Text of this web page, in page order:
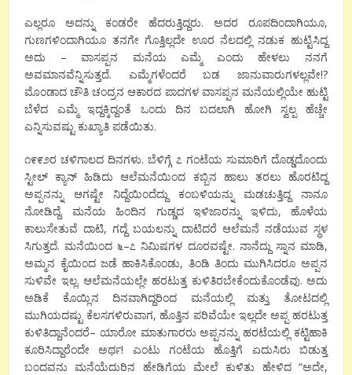
ಎಲ್ಲರೂ ಅದನ್ನು ಕಂಡರೇ ಹೆದರುತ್ತಿದ್ದರು. ಅದರ ರೂಪದಿಂದಾಗಿಯೂ,
ಗುಣಗಳಿಂದಾಗಿಯೂ ತನಗೇ ಗೊತ್ತಿಲ್ಲದೇ ಊರ ನೆಲದಲ್ಲಿ ನಡುಕ ಹುಟ್ಟಿಸಿದ್ದ
ಅದು –ವಾಸಪ್ಪನ ಮನೆಯ ಎಮ್ಮೆ ಎಂದು ಹೇಳಲು
ನನಗೆ
ಅವಮಾನವೆನ್ನಿಸುತ್ತದೆ. ಎಮ್ಮೆಗಳೆಂದರೆ ಬಡ ಜಾನುವಾರುಗಳಲ್ಲವೇ!?
ಮೊಂಡಾದ ಚೌತಿ ಚಂದ್ರನ ಆಕಾರದ ಪಾದಗಳ ವಾಸಪ್ಪನ ಮನೆಯಲ್ಲಿಯೇ ಹುಟ್ಟಿ
ಬೆಳೆದ
ಎಮ್ಮೆ ಇದ್ದಕ್ಕಿದ್ದಂತೆ ಒಂದು ದಿನ ಬದಲಾಗಿ ಹೋಗಿ ಸ್ವಲ್ಪ
ಹೆಚ್ಚೇ
ಎನ್ನಿಸುವಷ್ಟು ಕುಖ್ಯಾತಿ ಪಡೆಯಿತು.
೧೯೯೨ರ ಚಳಿಗಾಲದ ದಿನಗಳು.ಬೆಳಿಗ್ಗೆ ೭ ಗಂಟೆಯ ಸುಮಾರಿಗೆ ದೊಡ್ಡದೊಂದು
ಸ್ಟೀಲ್ ಕ್ಯಾನ್ ಹಿಡಿದು ಆಲೆಮನೆಯಿಂದ ಕಬ್ಬಿನ ಹಾಲು ತರಲು ಹೊರಟಿದ್ದ
ಅಪ್ಪನನ್ನು
ಆಗಷ್ಟೇ ನಿದ್ದೆಯಿಂದೆದ್ದು ಕಂಬಳಿಯನ್ನು ಮಡಚುತ್ತಿದ್ದ
ನಾನೂ
ನೋಡಿದ್ದೆ.ಮನೆಯ ಹಿಂದಿನ ಗುಡ್ಡದ ಇಳಿಜಾರನ್ನು ಇಳಿದು, ಹೊಳೆಯ
ಕಾಲುಸೇತುವೆ ದಾಟಿ,ಗದ್ದೆ ಬಯಲನ್ನು ದಾಟಿದರೆ ಆಲೆಮನೆ ನಡೆಯುವ ಸ್ಥಳ
ಸಿಗುತ್ತದೆ.ಮನೆಯಿಂದ ೬–೭ ನಿಮಿಷಗಳ ದೂರವಷ್ಟೇ. ನಾನೆದ್ದು ಸ್ನಾನ ಮಾಡಿ,
ಅಮ್ಮನ ಕೈಯಿಂದ ಜಡೆ ಹಾಕಿಸಿಕೊಂಡು, ತಿಂಡಿ ತಿಂದು ಮುಗಿಸಿದರೂ ಅಪ್ಪನ
ಸುಳಿವೇ ಇಲ್ಲ. ಆಲೆಮನೆಯಲ್ಲೇ ಹರಟುತ್ತ ಕುಳಿತಿರಬೇಕೆಂದುಕೊಂಡೆವು. ಅದು
ಅಡಿಕೆ
ಕೊಯ್ಲಿನ ದಿನವಾಗಿದ್ದರಿಂದ ಮನೆಯಲ್ಲಿ ಮತ್ತು
ತೋಟದಲ್ಲಿ
ಮುಗಿಯದಷ್ಟು ಕೆಲಸಗಳಿರುವಾಗ,ಹೊತ್ತಿನ ಪರಿವೆಯೇ ಇಲ್ಲದೇ ಅಪ್ಪ ಹರಟುತ್ತ
ಕುಳಿತಿದ್ದಾನೆಂದರೆ– ಯಾರೋ ಮಾತುಗಾರರು ಅಪ್ಪನನ್ನು ಹರಟೆಯಲ್ಲಿ ಕಟ್ಟಿಹಾಕಿ
ಕೂರಿಸಿದ್ದಾರೆಂದೇ
ಅರ್ಥ! ಎಂಟು ಗಂಟೆಯ ಹೊತ್ತಿಗೆ ಏದುಸಿರು
ಬಿಡುತ್ತ
ಬಂದವನು ಮನೆಯೆದುರಿನ ಹೇಡಿಗೆಯ ಮೇಲೆ ಕುಳಿತು ಹೇಳಿದ“ಅದೇ,